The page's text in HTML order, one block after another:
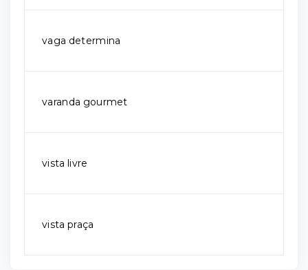
vaga determina
varanda gourmet
vista livre
vista praça